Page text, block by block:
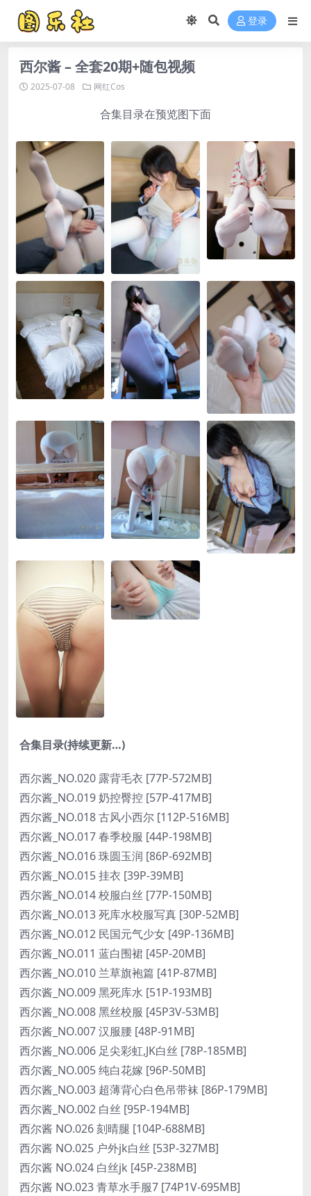
登录
西尔酱 – 全套20期+随包视频
2025-07-08 网红Cos
合集目录在预览图下面
合集目录(持续更新…)
西尔酱_NO.020 露背毛衣 [77P-572MB]
西尔酱_NO.019 奶控臀控 [57P-417MB]
西尔酱_NO.018 古风小西尔 [112P-516MB]
西尔酱_NO.017 春季校服 [44P-198MB]
西尔酱_NO.016 珠圆玉润 [86P-692MB]
西尔酱_NO.015 挂衣 [39P-39MB]
西尔酱_NO.014 校服白丝 [77P-150MB]
西尔酱_NO.013 死库水校服写真 [30P-52MB]
西尔酱_NO.012 民国元气少女 [49P-136MB]
西尔酱_NO.011 蓝白围裙 [45P-20MB]
西尔酱_NO.010 兰草旗袍篇 [41P-87MB]
西尔酱_NO.009 黑死库水 [51P-193MB]
西尔酱_NO.008 黑丝校服 [45P3V-53MB]
西尔酱_NO.007 汉服腰 [48P-91MB]
西尔酱_NO.006 足尖彩虹,JK白丝 [78P-185MB]
西尔酱_NO.005 纯白花嫁 [96P-50MB]
西尔酱_NO.003 超薄背心白色吊带袜 [86P-179MB]
西尔酱_NO.002 白丝 [95P-194MB]
西尔酱 NO.026 刻晴腿 [104P-688MB]
西尔酱 NO.025 户外jk白丝 [53P-327MB]
西尔酱 NO.024 白丝jk [45P-238MB]
西尔酱 NO.023 青草水手服7 [74P1V-695MB]